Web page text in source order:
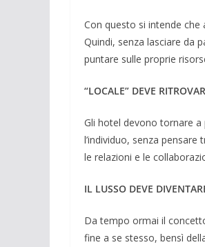
Con questo si intende che
Quindi, senza lasciare da
puntare sulle proprie
“LOCALE” DEVE
Gli hotel devono tornare
l’individuo, senza
le relazioni e le
IL LUSSO DEVE
Da tempo ormai il
fine a se stesso, bensì